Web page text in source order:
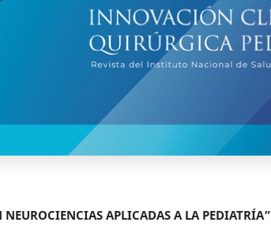
APLICADAS A LA PEDIATRÍA”